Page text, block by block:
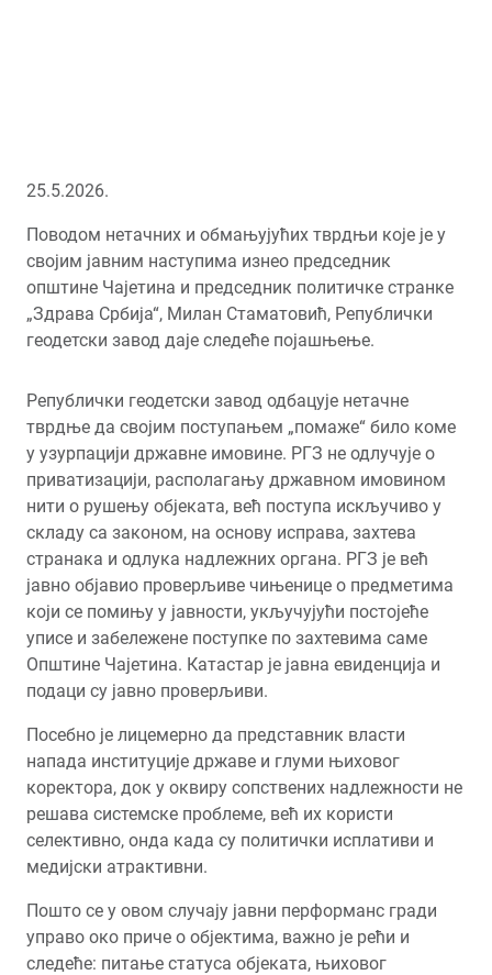
25.5.2026.
Поводом нетачних и обмањујућих тврдњи које је у
својим јавним наступима изнео председник
општине Чајетина и председник политичке странке
„Здрава Србија“, Милан Стаматовић, Републички
геодетски завод даје следеће појашњење.
Републички геодетски завод одбацује нетачне
тврдње да својим поступањем „помаже“ било коме
у узурпацији државне имовине. РГЗ не одлучује о
приватизацији, располагању државном имовином
нити о рушењу објеката, већ поступа искључиво у
складу са законом, на основу исправа, захтева
странака и одлука надлежних органа. РГЗ је већ
јавно објавио проверљиве чињенице о предметима
који се помињу у јавности, укључујући постојеће
уписе и забележене поступке по захтевима саме
Општине Чајетина. Катастар је јавна евиденција и
подаци су јавно проверљиви.
Посебно је лицемерно да представник власти
напада институције државе и глуми њиховог
коректора, док у оквиру сопствених надлежности не
решава системске проблеме, већ их користи
селективно, онда када су политички исплативи и
медијски атрактивни.
Пошто се у овом случају јавни перформанс гради
управо око приче о објектима, важно је рећи и
следеће: питање статуса објеката, њиховог